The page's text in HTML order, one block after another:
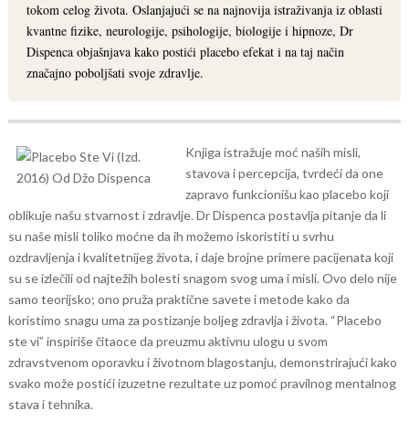
tokom celog života. Oslanjajući se na najnovija istraživanja iz oblasti
kvantne fizike, neurologije, psihologije, biologije i hipnoze, Dr
Dispenca objašnjava kako postići placebo efekat i na taj način
značajno poboljšati svoje zdravlje.
Knjiga istražuje moć naših misli,
stavova i percepcija, tvrdeći da one
zapravo funkcionišu kao placebo koji
oblikuje našu stvarnost i zdravlje. Dr Dispenca postavlja pitanje da li
su naše misli toliko moćne da ih možemo iskoristiti u svrhu
ozdravljenja i kvalitetnijeg života, i daje brojne primere pacijenata koji
su se izlečili od najtežih bolesti snagom svog uma i misli. Ovo delo nije
samo teorijsko; ono pruža praktične savete i metode kako da
koristimo snagu uma za postizanje boljeg zdravlja i života. “Placebo
ste vi” inspiriše čitaoce da preuzmu aktivnu ulogu u svom
zdravstvenom oporavku i životnom blagostanju, demonstrirajući kako
svako može postići izuzetne rezultate uz pomoć pravilnog mentalnog
stava i tehnika.